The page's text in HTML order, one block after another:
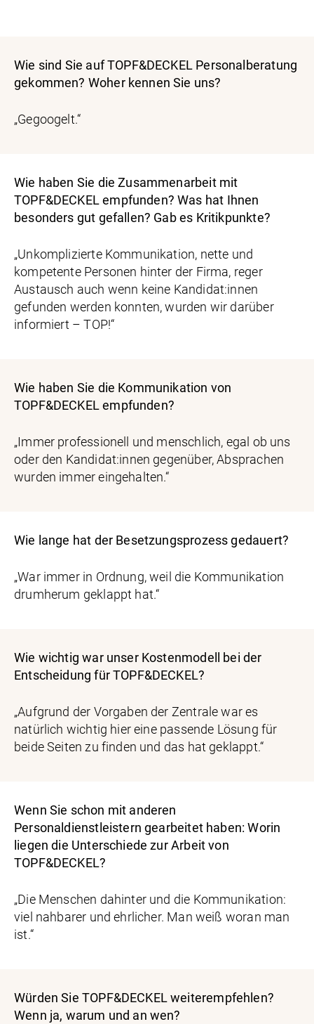
Wie sind Sie auf TOPF&DECKEL Personalberatung
gekommen? Woher kennen Sie uns?
„Gegoogelt.“
Wie haben Sie die Zusammenarbeit mit
TOPF&DECKEL empfunden? Was hat Ihnen
besonders gut gefallen? Gab es Kritikpunkte?
„Unkomplizierte Kommunikation, nette und
kompetente Personen hinter der Firma, reger
Austausch auch wenn keine Kandidat:innen
gefunden werden konnten, wurden wir darüber
informiert – TOP!“
Wie haben Sie die Kommunikation von
TOPF&DECKEL empfunden?
„Immer professionell und menschlich, egal ob uns
oder den Kandidat:innen gegenüber, Absprachen
wurden immer eingehalten.“
Wie lange hat der Besetzungsprozess gedauert?
„War immer in Ordnung, weil die Kommunikation
drumherum geklappt hat.“
Wie wichtig war unser Kostenmodell bei der
Entscheidung für TOPF&DECKEL?
„Aufgrund der Vorgaben der Zentrale war es
natürlich wichtig hier eine passende Lösung für
beide Seiten zu finden und das hat geklappt.“
Wenn Sie schon mit anderen
Personaldienstleistern gearbeitet haben: Worin
liegen die Unterschiede zur Arbeit von
TOPF&DECKEL?
„Die Menschen dahinter und die Kommunikation:
viel nahbarer und ehrlicher. Man weiß woran man
ist.“
Würden Sie TOPF&DECKEL weiterempfehlen?
Wenn ja, warum und an wen?